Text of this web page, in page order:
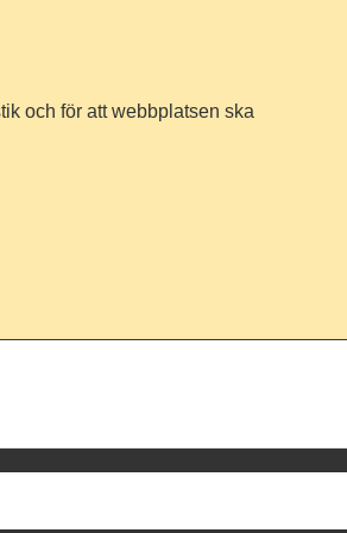
och för att webbplatsen ska